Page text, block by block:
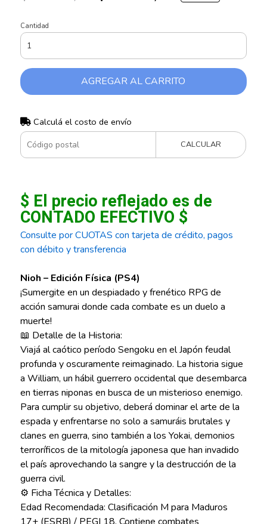
Cantidad
AGREGAR AL CARRITO
Calculá el costo de envío
CALCULAR
$ El precio reflejado es de
CONTADO EFECTIVO $
Consulte por CUOTAS con tarjeta de crédito, pagos
con débito y transferencia
Nioh – Edición Física (PS4)
¡Sumergite en un despiadado y frenético RPG de
acción samurai donde cada combate es un duelo a
muerte!
📖 Detalle de la Historia:
Viajá al caótico período Sengoku en el Japón feudal
profunda y oscuramente reimaginado. La historia sigue
a William, un hábil guerrero occidental que desembarca
en tierras niponas en busca de un misterioso enemigo.
Para cumplir su objetivo, deberá dominar el arte de la
espada y enfrentarse no solo a samuráis brutales y
clanes en guerra, sino también a los Yokai, demonios
terroríficos de la mitología japonesa que han invadido
el país aprovechando la sangre y la destrucción de la
guerra civil.
⚙️ Ficha Técnica y Detalles:
Edad Recomendada: Clasificación M para Maduros